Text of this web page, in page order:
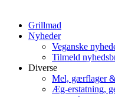
Grillmad
Nyheder
Veganske
Tilmeld
Diverse
Mel, gærflager
Æg-erstatning,